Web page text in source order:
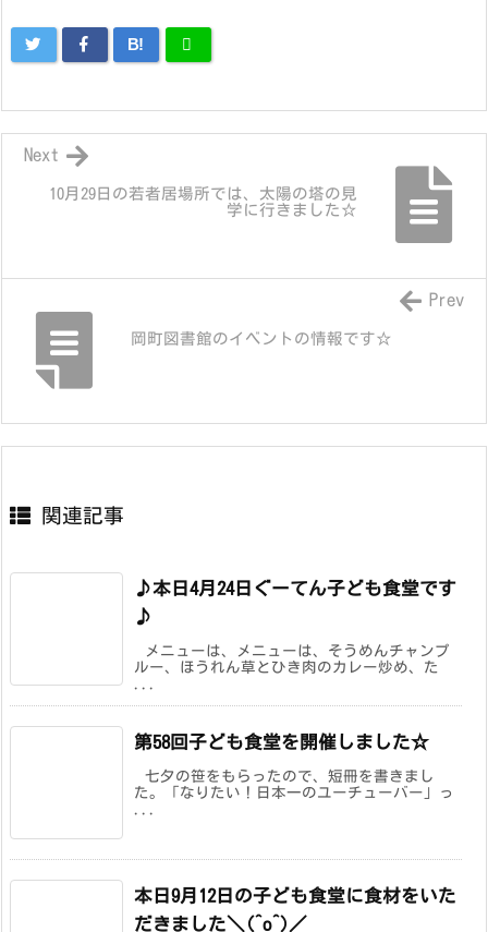
B!
10月29日の若者居場所では、太陽の塔の見
学に行きました☆
Next
岡町図書館のイベントの情報です☆
Prev
関連記事
♪本日4月24日ぐーてん子ども食堂です
♪
メニューは、メニューは、そうめんチャンプ
ルー、ほうれん草とひき肉のカレー炒め、た
...
第58回子ども食堂を開催しました☆
七夕の笹をもらったので、短冊を書きまし
た。「なりたい！日本一のユーチューバー」っ
...
本日9月12日の子ども食堂に食材をいた
だきました＼(^o^)／